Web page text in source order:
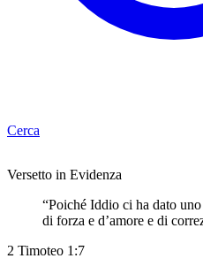
Cerca
Versetto in Evidenza
“Poiché Iddio ci ha dato
di forza e d’amore e di
2 Timoteo 1:7